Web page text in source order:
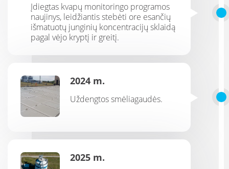
Įdiegtas kvapų monitoringo programos
naujinys, leidžiantis stebėti ore esančių
išmatuotų junginių koncentracijų sklaidą
pagal vėjo kryptį ir greitį.
2024 m.
Uždengtos smėliagaudės.
2025 m.